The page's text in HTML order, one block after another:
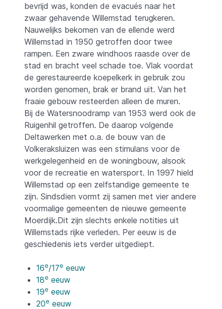
bevrijd was, konden de evacués naar het
zwaar gehavende Willemstad terugkeren.
Nauwelijks bekomen van de ellende werd
Willemstad in 1950 getroffen door twee
rampen. Een zware windhoos raasde over de
stad en bracht veel schade toe. Vlak voordat
de gerestaureerde koepelkerk in gebruik zou
worden genomen, brak er brand uit. Van het
fraaie gebouw resteerden alleen de muren.
Bij de Watersnoodramp van 1953 werd ook de
Ruigenhil getroffen. De daarop volgende
Deltawerken met o.a. de bouw van de
Volkeraksluizen was een stimulans voor de
werkgelegenheid en de woningbouw, alsook
voor de recreatie en watersport. In 1997 hield
Willemstad op een zelfstandige gemeente te
zijn. Sindsdien vormt zij samen met vier andere
voormalige gemeenten de nieuwe gemeente
Moerdijk.Dit zijn slechts enkele notities uit
Willemstads rijke verleden. Per eeuw is de
geschiedenis iets verder uitgediept.
16e/17e eeuw
18e eeuw
19e eeuw
20e eeuw